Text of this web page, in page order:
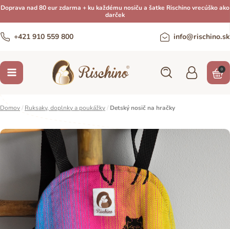
Doprava nad 80 eur zdarma + ku každému nosiču a šatke Rischino vrecúško ako
darček
+421 910 559 800 info@rischino.sk
0
Domov/ Ruksaky, doplnky a poukážky/ Detský nosič na hračky